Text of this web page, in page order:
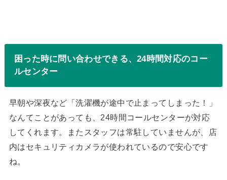
困った時に問い合わせできる、24時間対応のコー
ルセンター
早朝や深夜など「洗濯機が途中で止まってしまった！」
なんてことがあっても、24時間コールセンターが対応
してくれます。またスタッフは常駐していませんが、店
内はセキュリティカメラが使われているので安心です
ね。